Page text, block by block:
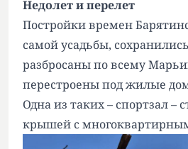
Недолет и перелет
Постройки времен
самой усадьбы,
разбросаны по всему
перестроены под жилые
Одна из таких – спортзал –
крышей с